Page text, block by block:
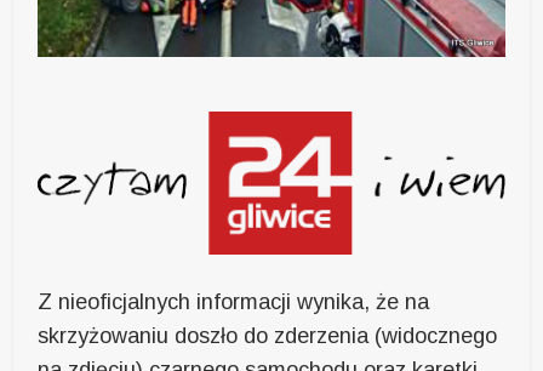
Z nieoficjalnych informacji wynika, że na
skrzyżowaniu doszło do zderzenia (widocznego